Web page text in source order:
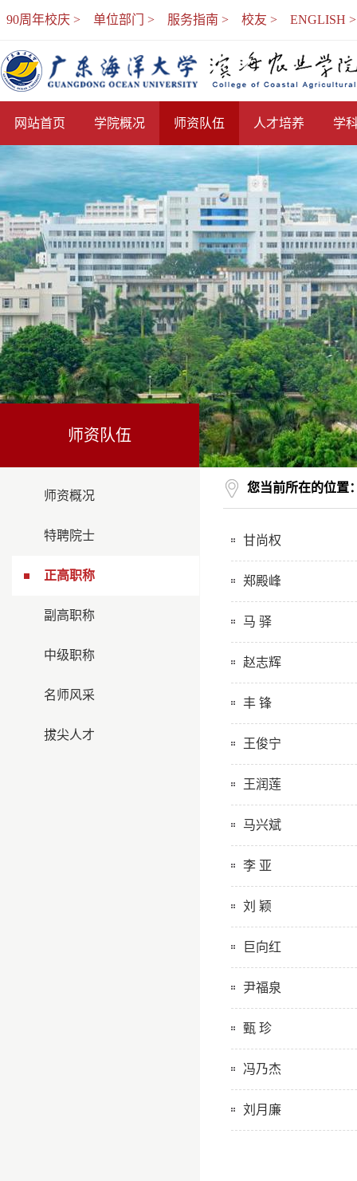
90周年校庆 > 单位部门 > 服务指南 > 校友 > ENGLISH >
网站首页 学院概况 师资队伍 人才培养 学
师资队伍
师资概况
特聘院士
正高职称
副高职称
中级职称
名师风采
拔尖人才
您当前所在的位置
甘尚权
郑殿峰
马 驿
赵志辉
丰 锋
王俊宁
王润莲
马兴斌
李 亚
刘 颖
巨向红
尹福泉
甄 珍
冯乃杰
刘月廉